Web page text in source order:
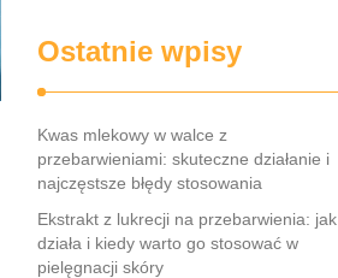
Ostatnie wpisy
Kwas mlekowy w walce z
przebarwieniami: skuteczne działanie i
najczęstsze błędy stosowania
Ekstrakt z lukrecji na przebarwienia: jak
działa i kiedy warto go stosować w
pielęgnacji skóry